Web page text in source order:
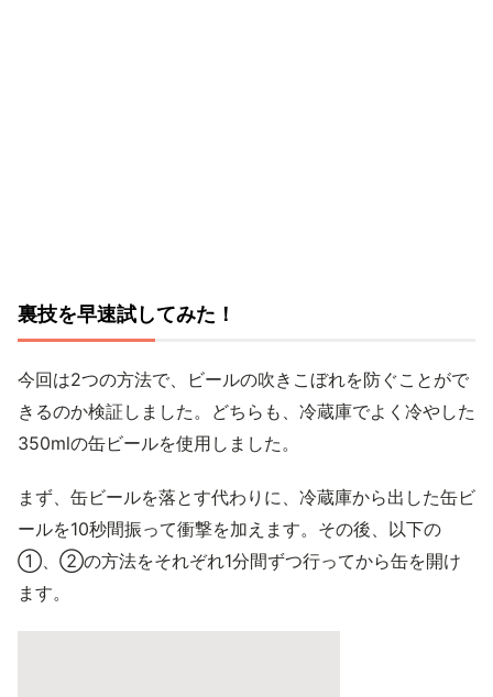
裏技を早速試してみた！
今回は2つの方法で、ビールの吹きこぼれを防ぐことがで
きるのか検証しました。どちらも、冷蔵庫でよく冷やした
350mlの缶ビールを使用しました。
まず、缶ビールを落とす代わりに、冷蔵庫から出した缶ビ
ールを10秒間振って衝撃を加えます。その後、以下の
①、②の方法をそれぞれ1分間ずつ行ってから缶を開け
ます。